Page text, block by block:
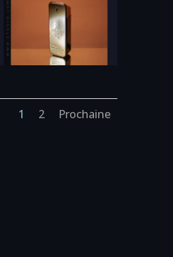
1 2 Prochaine